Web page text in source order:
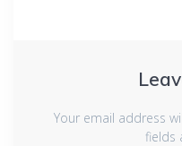
Your email address
fields